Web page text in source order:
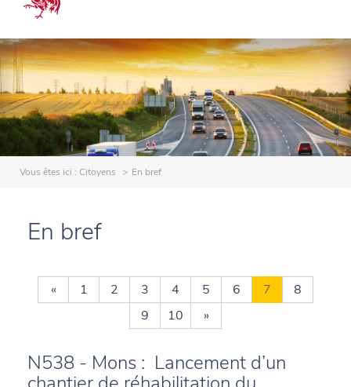
Vous êtes ici : Citoyens En bref
En bref
« 1 2 3 4 5 6 7
8
9
10 »
N538 - Mons : Lancement d’un